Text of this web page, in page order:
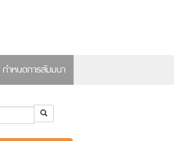
กำหนดการสัมมนา